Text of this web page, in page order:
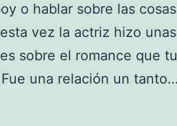
o hablar sobre las
vez la actriz hizo
sobre el romance que
una relación un tanto…